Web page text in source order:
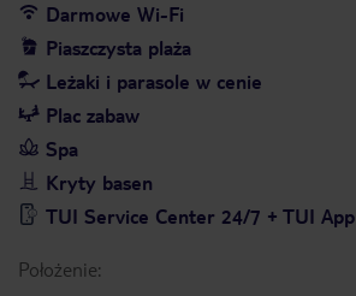
Darmowe Wi-Fi
Piaszczysta plaża
Leżaki i parasole w cenie
Plac zabaw
Spa
Kryty basen
TUI Service Center 24/7 + TUI App
Położenie: